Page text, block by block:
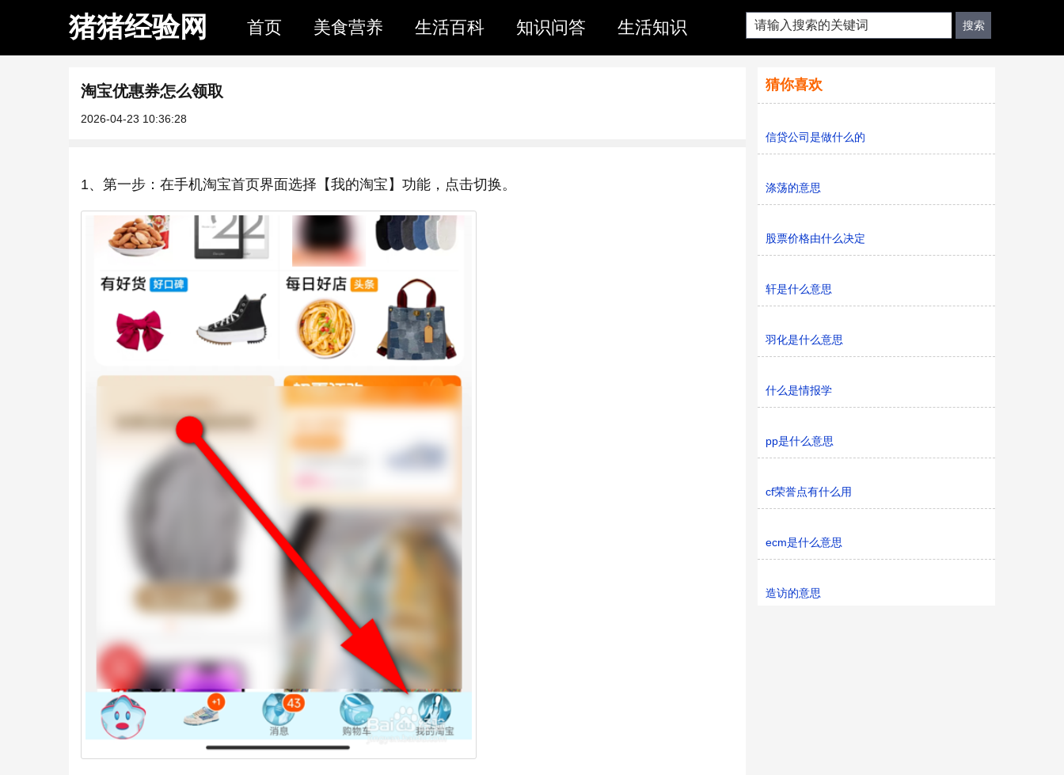
猪猪经验网 首页 美食营养 生活百科 知识问答 生活知识
淘宝优惠券怎么领取
2026-04-23 10:36:28
1、第一步：在手机淘宝首页界面选择【我的淘宝】功能，点击切换。
猜你喜欢
信贷公司是做什么的
涤荡的意思
股票价格由什么决定
轩是什么意思
羽化是什么意思
什么是情报学
pp是什么意思
cf荣誉点有什么用
ecm是什么意思
造访的意思